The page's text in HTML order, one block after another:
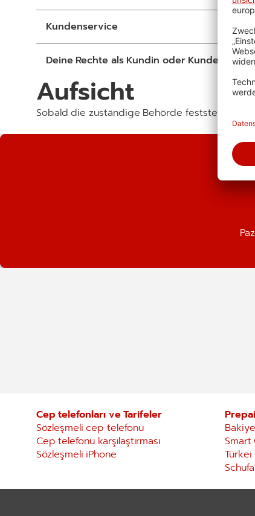
Kundenservice
Deine Rechte als Kundin oder Kunde
Aufsicht
Sobald die zuständige Behörde feststeht,
Cep telefonları ve Tarifeler
Sözleşmeli cep telefonu
Cep telefonu karşılaştırması
Sözleşmeli iPhone
Smart
Türkei